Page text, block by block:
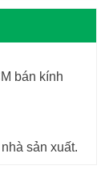
bán kính
sản xuất.